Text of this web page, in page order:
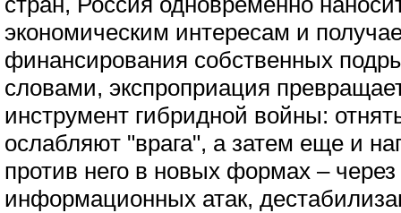
экономическим интересам и
финансирования собственных
словами, экспроприация
инструмент гибридной войны:
ослабляют "врага", а затем еще и
против него в новых формах –
информационных атак,